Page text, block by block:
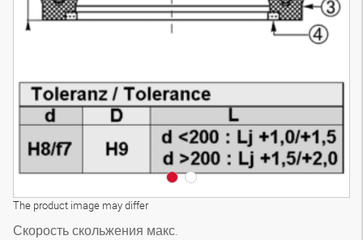
The product image may differ
Скорость скольжения макс.